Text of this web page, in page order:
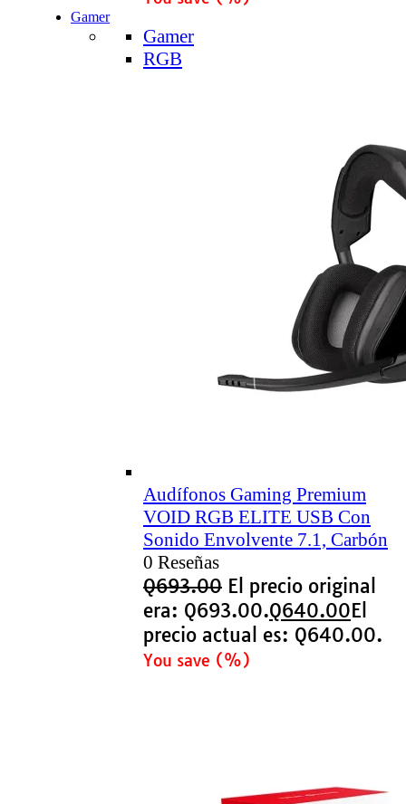
Gamer
Gamer
RGB
Audífonos Gaming Premium
VOID RGB ELITE USB Con
Sonido Envolvente 7.1, Carbón
0 Reseñas
Q693.00 El precio original
era: Q693.00.Q640.00El
precio actual es: Q640.00.
You save (%)